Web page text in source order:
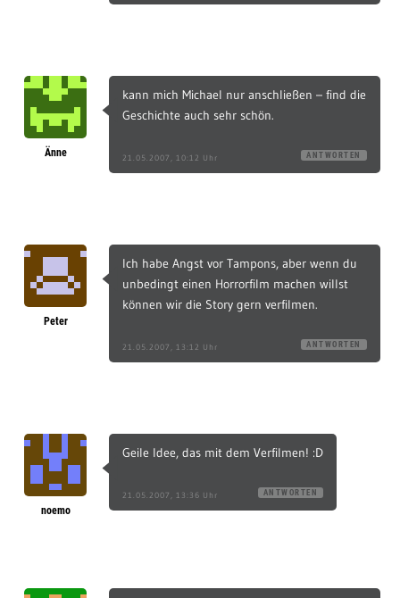
Änne
kann mich Michael nur anschließen – find die
Geschichte auch sehr schön.
21.05.2007, 10:12 Uhr ANTWORTEN
Peter
Ich habe Angst vor Tampons, aber wenn du
unbedingt einen Horrorfilm machen willst
können wir die Story gern verfilmen.
21.05.2007, 13:12 Uhr ANTWORTEN
noemo
Geile Idee, das mit dem Verfilmen! :D
21.05.2007, 13:36 Uhr ANTWORTEN